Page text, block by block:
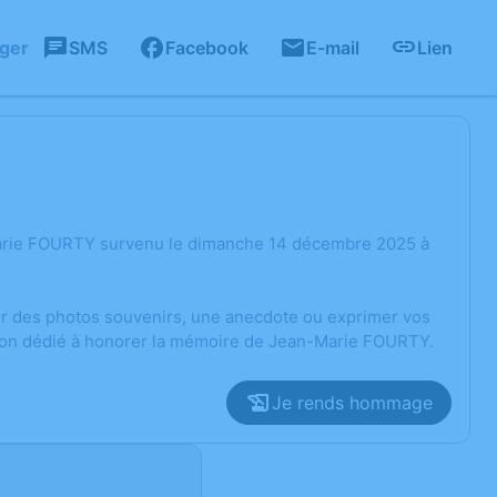
SMS Facebook E-mail Lien
FOURTY survenu le dimanche 14 décembre 2025 à
photos souvenirs, une anecdote ou exprimer vos
dédié à honorer la mémoire de Jean-Marie FOURTY.
Je rends hommage